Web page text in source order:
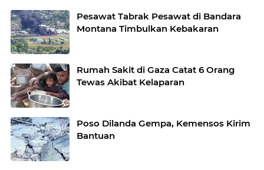
Pesawat Tabrak Pesawat di Bandara
Montana Timbulkan Kebakaran
Rumah Sakit di Gaza Catat 6 Orang
Tewas Akibat Kelaparan
Poso Dilanda Gempa, Kemensos Kirim
Bantuan